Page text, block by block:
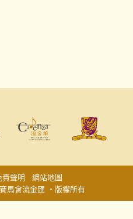
馬會流金匯 ‧版權所有
責聲明 網站地圖